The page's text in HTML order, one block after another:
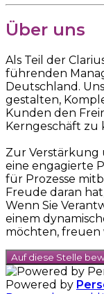
Über uns
Als Teil der
führenden
Deutschland.
gestalten,
Kunden den
Kerngeschäft zu
Zur Verstärkung
eine engagierte
für Prozesse
Freude daran
Wenn Sie
einem
möchten, freuen
Auf diese Stelle
Powered by